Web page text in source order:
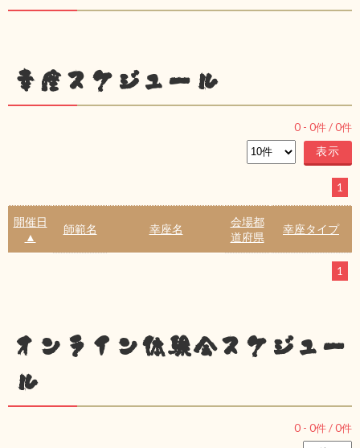
幸座スケジュール
0 - 0件 /0件
1
開催日
▲
師範名 幸座名
会場都
道府県
幸座タイプ
1
オンライン体験会スケジュー
ル
0 - 0件 /0件